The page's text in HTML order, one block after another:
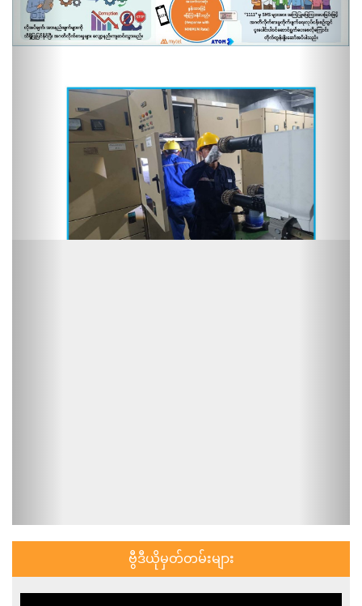
ဗွီဒီယိုမှတ်တမ်းများ